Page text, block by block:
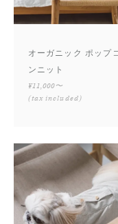
オーガニック ポップ
ンニット
¥11,000〜
(tax included)